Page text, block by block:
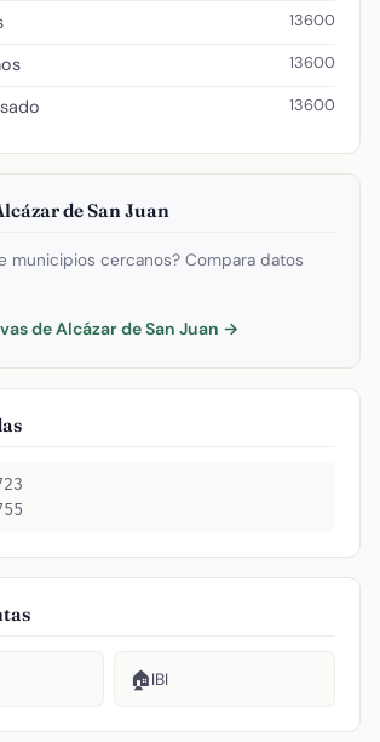
13600
13600
13600
de San Juan
municipios cercanos? Compara datos
de Alcázar de San Juan →
🏠IBI